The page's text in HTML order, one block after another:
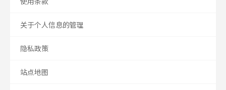
关于个人信息的管理
隐私政策
站点地图